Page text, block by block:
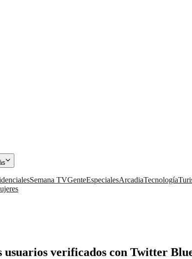
Semana TVGenteEspecialesArcadiaTecnología
verificados con Twitter